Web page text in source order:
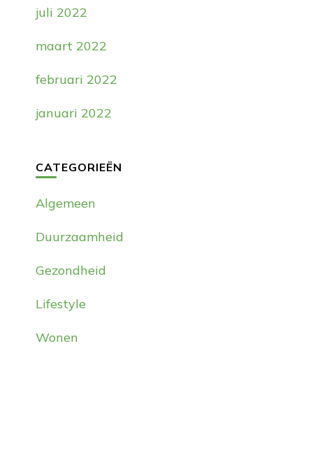
juli 2022
maart 2022
februari 2022
januari 2022
CATEGORIEËN
Algemeen
Duurzaamheid
Gezondheid
Lifestyle
Wonen